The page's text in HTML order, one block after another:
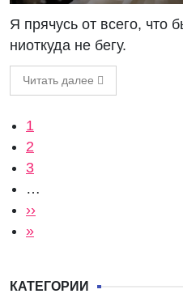
Я прячусь от всего,
ниоткуда не бегу.
Читать далее
Нумерация страниц
Текущая страница
1
Страница
2
Страница
3
…
Следующая страница
››
Последняя страница
»
КАТЕГОРИИ